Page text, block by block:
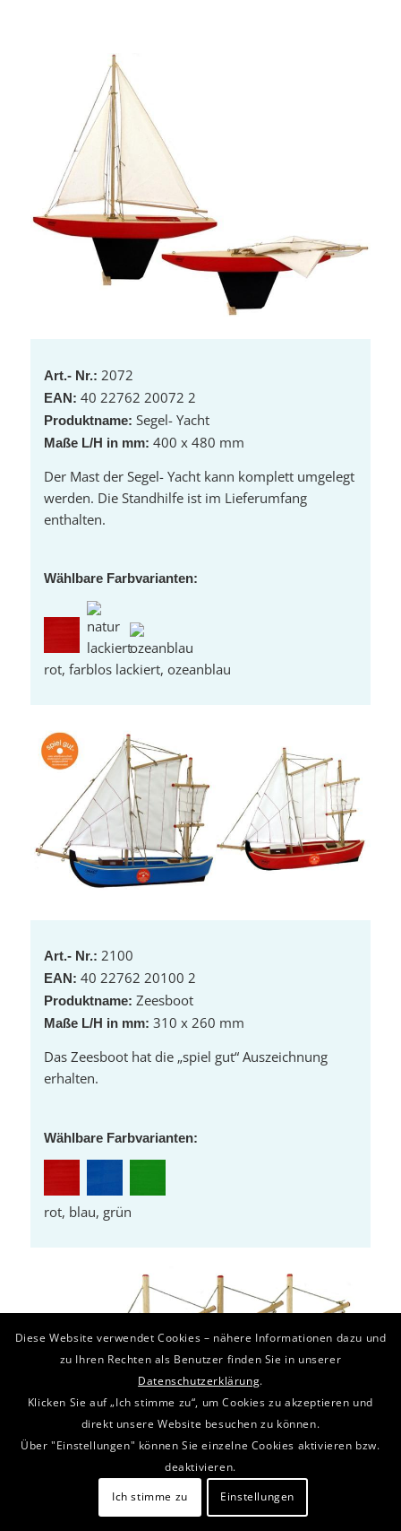
Art.- Nr.: 2072
EAN: 40 22762 20072 2
Produktname: Segel- Yacht
Maße L/H in mm: 400 x 480 mm
Der Mast der Segel- Yacht kann komplett umgelegt
werden. Die Standhilfe ist im Lieferumfang
enthalten.
Wählbare Farbvarianten:
rot, farblos lackiert, ozeanblau
Art.- Nr.: 2100
EAN: 40 22762 20100 2
Produktname: Zeesboot
Maße L/H in mm: 310 x 260 mm
Das Zeesboot hat die „spiel gut“ Auszeichnung
erhalten.
Wählbare Farbvarianten:
rot, blau, grün
Diese Website verwendet Cookies – nähere Informationen dazu und
zu Ihren Rechten als Benutzer finden Sie in unserer
Datenschutzerklärung.
Klicken Sie auf „Ich stimme zu“, um Cookies zu akzeptieren und
direkt unsere Website besuchen zu können.
Über "Einstellungen" können Sie einzelne Cookies aktivieren bzw.
deaktivieren.
Ich stimme zu
Einstellungen